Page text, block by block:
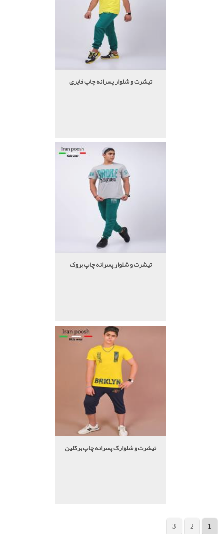
تیشرت و شلوار پسرانه چاپ فایری
تیشرت و شلوار پسرانه چاپ بروک
تیشرت و شلوارک پسرانه چاپ برکلین
1
2
3